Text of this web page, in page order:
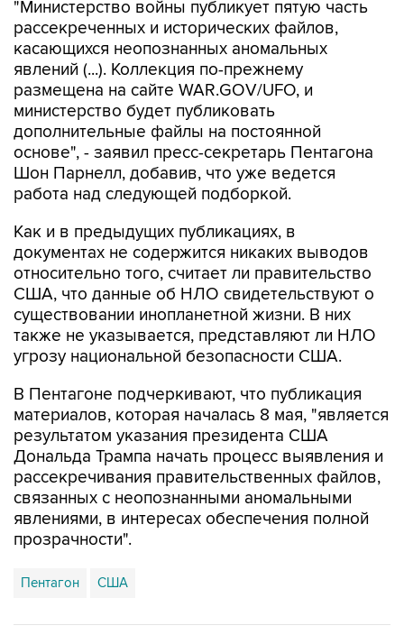
касающихся неопознанных аномальных
явлений (...). Коллекция по-прежнему
размещена на сайте WAR.GOV/UFO, и
министерство будет публиковать
дополнительные файлы на постоянной
основе", - заявил пресс-секретарь Пентагона
Шон Парнелл, добавив, что уже ведется
работа над следующей подборкой.
Как и в предыдущих публикациях, в
относительно того, считает ли правительство
США, что данные об НЛО свидетельствуют о
существовании инопланетной жизни. В них
также не указывается, представляют ли НЛО
угрозу национальной безопасности США.
В Пентагоне подчеркивают, что публикация
результатом указания президента США
Дональда Трампа начать процесс выявления и
рассекречивания правительственных файлов,
связанных с неопознанными аномальными
явлениями, в интересах обеспечения полной
прозрачности".
Пентагон США